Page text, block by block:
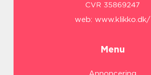
web: www.klikko.dk/
Menu